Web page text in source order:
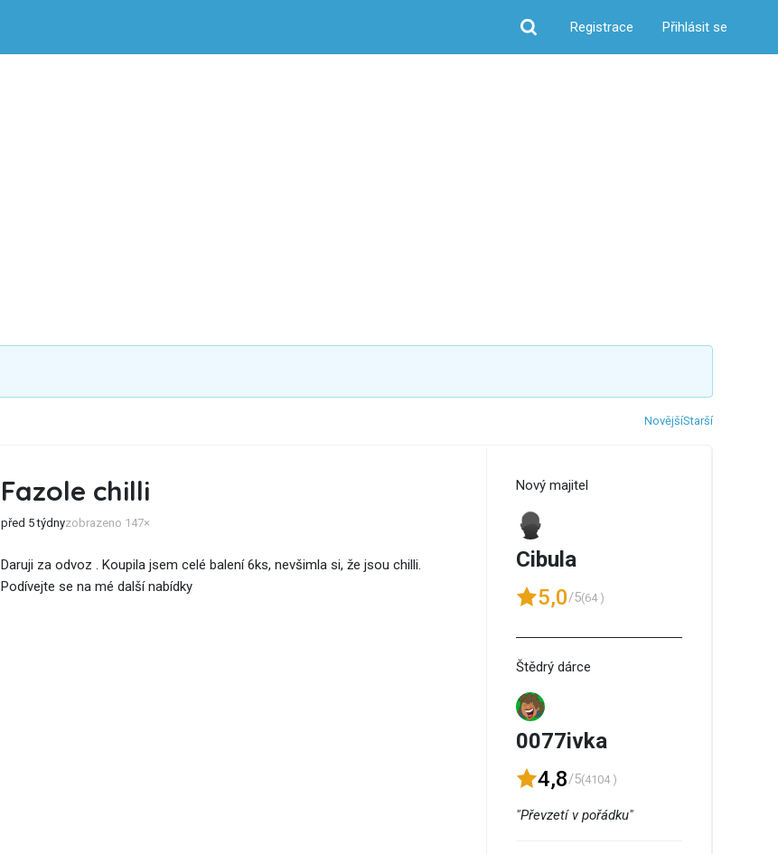
Hledat
Registrace Přihlásit se
NovějšíStarší
Fazole chilli
před 5 týdnyzobrazeno 147×
Daruji za odvoz . Koupila jsem celé balení 6ks, nevšimla si, že jsou chilli.
Podívejte se na mé další nabídky
Nový majitel
Cibula
5,0/5(64 )
Štědrý dárce
0077ivka
4,8/5(4104 )
"Převzetí v pořádku"